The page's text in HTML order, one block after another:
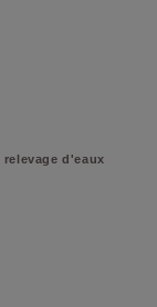
d'eaux